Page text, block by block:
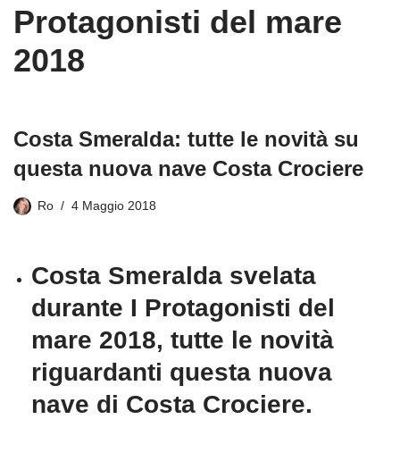
Protagonisti del mare
2018
Costa Smeralda: tutte le novità su
questa nuova nave Costa Crociere
Ro 4 Maggio 2018
Costa Smeralda svelata
durante I Protagonisti del
mare 2018, tutte le novità
riguardanti questa nuova
nave di Costa Crociere.